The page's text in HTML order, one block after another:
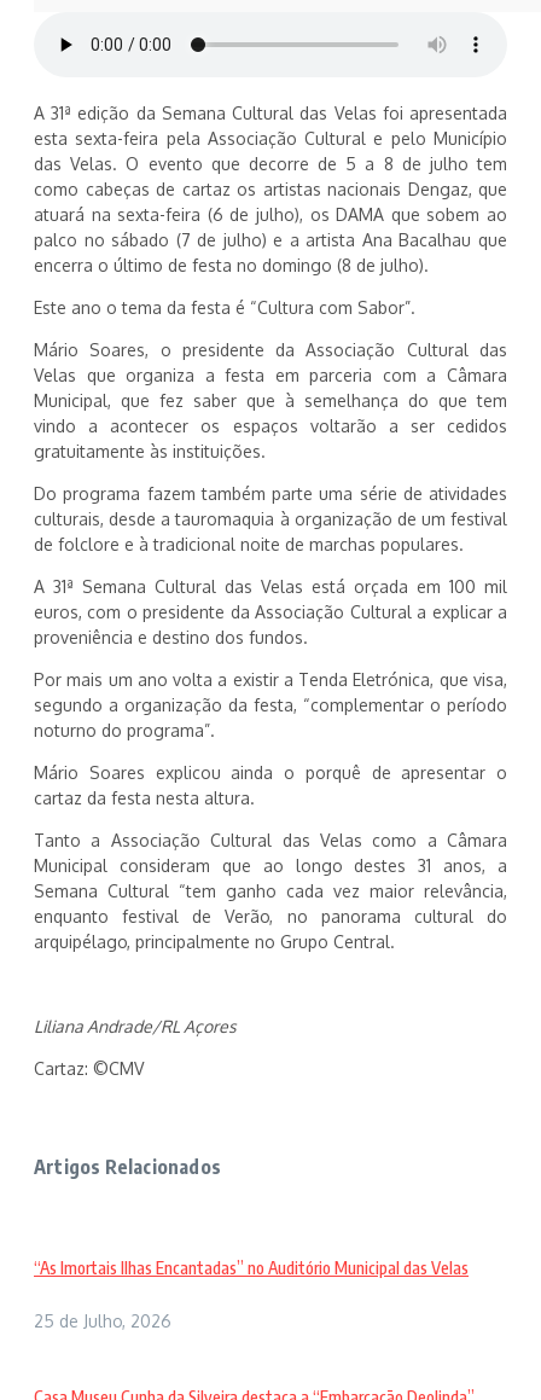
A 31ª edição da Semana Cultural das Velas foi apresentada
esta sexta-feira pela Associação Cultural e pelo Município
das Velas. O evento que decorre de 5 a 8 de julho tem
como cabeças de cartaz os artistas nacionais Dengaz, que
atuará na sexta-feira (6 de julho), os DAMA que sobem ao
palco no sábado (7 de julho) e a artista Ana Bacalhau que
encerra o último de festa no domingo (8 de julho).
Este ano o tema da festa é “Cultura com Sabor”.
Mário Soares, o presidente da Associação Cultural das
Velas que organiza a festa em parceria com a Câmara
Municipal, que fez saber que à semelhança do que tem
vindo a acontecer os espaços voltarão a ser cedidos
gratuitamente às instituições.
Do programa fazem também parte uma série de atividades
culturais, desde a tauromaquia à organização de um festival
de folclore e à tradicional noite de marchas populares.
A 31ª Semana Cultural das Velas está orçada em 100 mil
euros, com o presidente da Associação Cultural a explicar a
proveniência e destino dos fundos.
Por mais um ano volta a existir a Tenda Eletrónica, que visa,
segundo a organização da festa, “complementar o período
noturno do programa”.
Mário Soares explicou ainda o porquê de apresentar o
cartaz da festa nesta altura.
Tanto a Associação Cultural das Velas como a Câmara
Municipal consideram que ao longo destes 31 anos, a
Semana Cultural “tem ganho cada vez maior relevância,
enquanto festival de Verão, no panorama cultural do
arquipélago, principalmente no Grupo Central.
Liliana Andrade/RL Açores
Cartaz: ©CMV
Artigos Relacionados
“As Imortais Ilhas Encantadas” no Auditório Municipal das Velas
25 de Julho, 2026